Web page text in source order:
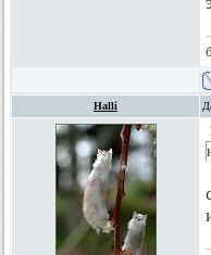
Halli